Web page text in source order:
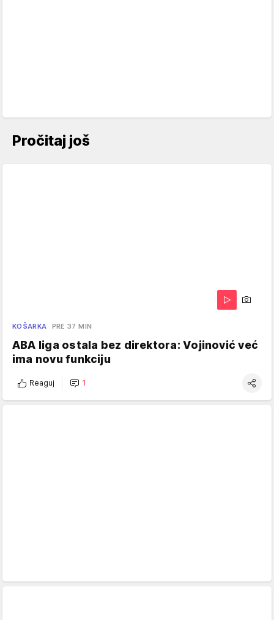
Pročitaj još
KOŠARKA PRE 37 MIN
ABA liga ostala bez direktora: Vojinović već
ima novu funkciju
Reaguj 1